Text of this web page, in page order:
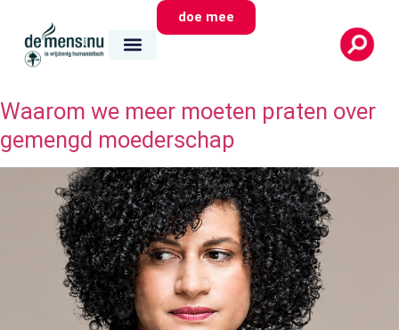
doe mee
Waarom we meer moeten praten over
gemengd moederschap